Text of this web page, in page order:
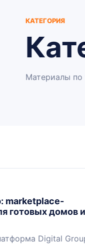
КАТЕГОРИЯ
Материалы по
marketplace-
готовых домов и
Digital